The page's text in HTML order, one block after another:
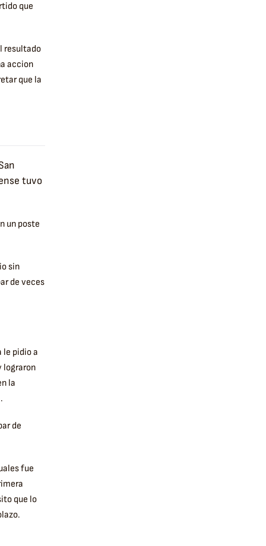
que
resultado
accion
que la
tuvo
un poste
sin
de veces
le pidio a
lograron
la
de
fue
que lo